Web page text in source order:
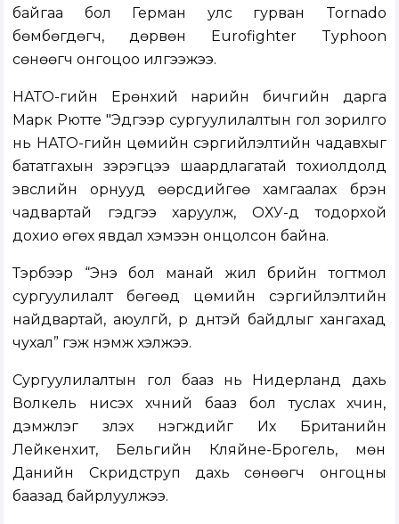
байгаа бол Герман улс гурван Tornado
бөмбөгдөгч, дөрвөн Eurofighter Typhoon
сөнөөгч онгоцоо илгээжээ.
НАТО-гийн Ерөнхий нарийн бичгийн дарга
Марк Рютте "Эдгээр сургуулилалтын гол зорилго
нь НАТО-гийн цөмийн сэргийлэлтийн чадавхыг
бататгахын зэрэгцээ шаардлагатай тохиолдолд
эвслийн орнууд өөрсдийгөө хамгаалах бүрэн
чадвартай гэдгээ харуулж, ОХУ-д тодорхой
дохио өгөх явдал хэмээн онцолсон байна.
Тэрбээр “Энэ бол манай жил бүрийн тогтмол
сургуулилалт бөгөөд цөмийн сэргийлэлтийн
найдвартай, аюулгүй, үр дүнтэй байдлыг хангахад
чухал” гэж нэмж хэлжээ.
Сургуулилалтын гол бааз нь Нидерланд дахь
Волкель нисэх хүчний бааз бол туслах хүчин,
дэмжлэг үзүүлэх нэгжүүдийг Их Британийн
Лейкенхит, Бельгийн Кляйне-Брогель, мөн
Данийн Скридструп дахь сөнөөгч онгоцны
баазад байрлуулжээ.